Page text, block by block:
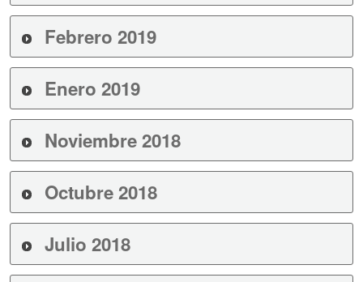
Febrero 2019
Enero 2019
Noviembre 2018
Octubre 2018
Julio 2018